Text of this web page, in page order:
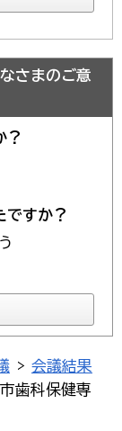
さまのご意
？
ですか？
> 会議結果
歯科保健専